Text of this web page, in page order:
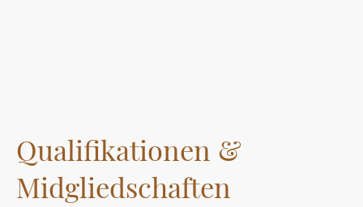
Qualifikationen &
Midgliedschaften